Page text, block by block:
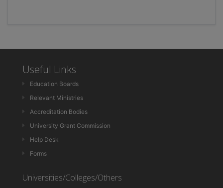
Useful Links
Education Boards
Relevant Ministries
Accreditation Bodies
University Grant Commission
Help Desk
Forms
Universities/Colleges/Others